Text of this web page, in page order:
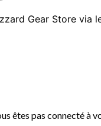
Gear Store via
êtes pas connecté à